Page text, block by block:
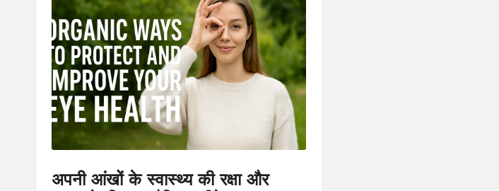
अपनी आंखों के स्वास्थ्य की रक्षा और